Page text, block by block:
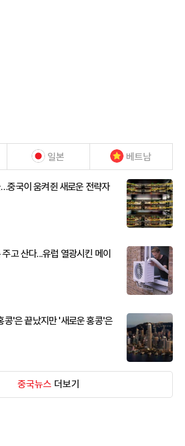
일본 베트남
중국이 움켜쥔 새로운 전략자
고 산다...유럽 열광시킨 메이
콩'은 끝났지만 '새로운 홍콩'은
중국뉴스 더보기